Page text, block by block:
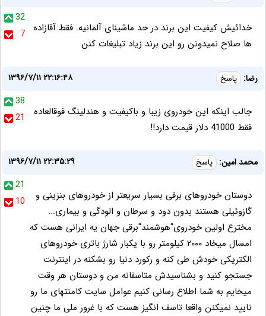
32
7
خدائیش کیفیت این برند در حد ماشینای آلمانیه. فقط آقازاده
ها صلاح نمیدونن رو این برند زیاد تبلیغات کنن
رضا: پاسخ
۱۳۹۶/۷/۱۱ ۲۲:۱۶:۴۸
38
21
جالب اینکه این خودروی زیبا و باکیفیت و هندلینگ فوقالعاده
فقط 41000 دلار قیمت دارد!!
محمد امین: پاسخ
۱۳۹۶/۷/۱۱ ۲۲:۳۵:۲۹
21
10
دوستان خودروهای برقی بسیار سریعتر از خودروهای بنزینی و
گازوئیلی هستند بدون دود و سرطان و الودگی و بیماری...
مخترع اولین خودروی"هوشمند"برقی جهان یه ایرانی هست که
امسال میخاد ۲۰۰۰ کیلومتر رو با یکبار شارژ باتری خودروهای
الکتریکی خودش طی کنه و رکورد دنیا رو بشکنه در اینترنت
جستجو کنید و بشناسیدش متاسفانه من و دوستان هر وقت
میخایم به شما اطلاع رسانی کنیم عوامل سایت کامنتهای ما رو
تایید نمیکنن واقعا تاسف انگیز هست که با غرور ملی ما چنین